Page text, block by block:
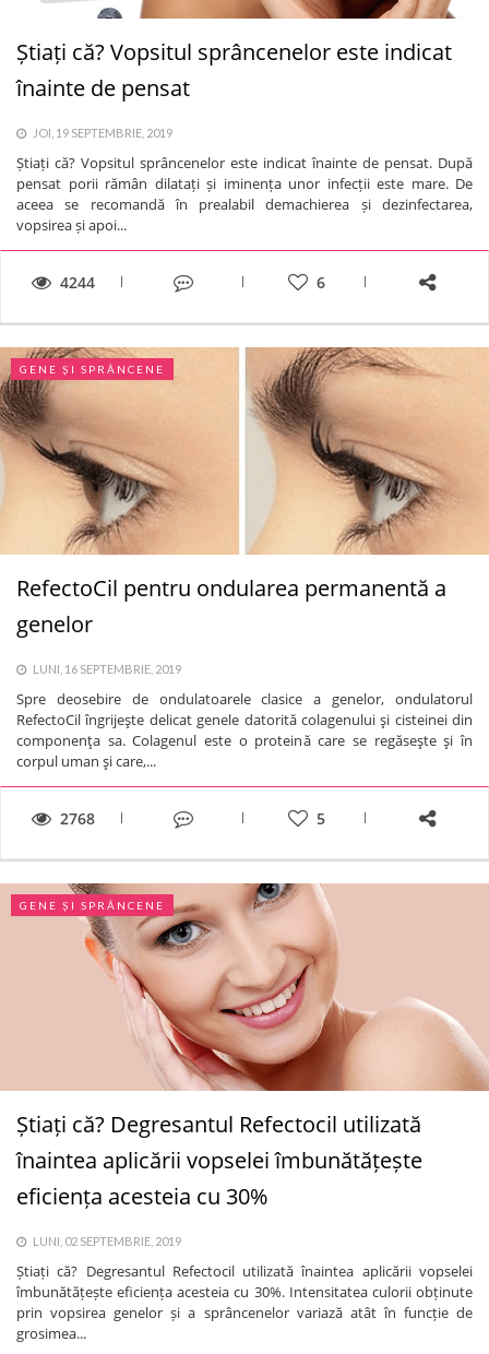
Știați că? Vopsitul sprâncenelor este indicat
înainte de pensat
JOI, 19 SEPTEMBRIE, 2019
Știați că? Vopsitul sprâncenelor este indicat înainte de pensat. După
pensat porii rămân dilatați și iminența unor infecții este mare. De
aceea se recomandă în prealabil demachierea și dezinfectarea,
vopsirea și apoi...
4244 6
GENE ȘI SPRÂNCENE
RefectoCil pentru ondularea permanentă a
genelor
LUNI, 16 SEPTEMBRIE, 2019
Spre deosebire de ondulatoarele clasice a genelor, ondulatorul
RefectoCil îngrijeşte delicat genele datorită colagenului şi cisteinei din
componenţa sa. Colagenul este o proteină care se regăseşte şi în
corpul uman şi care,...
2768 5
GENE ȘI SPRÂNCENE
Știați că? Degresantul Refectocil utilizată
înaintea aplicării vopselei îmbunătățește
eficiența acesteia cu 30%
LUNI, 02 SEPTEMBRIE, 2019
Știați că? Degresantul Refectocil utilizată înaintea aplicării vopselei
îmbunătățește eficiența acesteia cu 30%. Intensitatea culorii obținute
prin vopsirea genelor și a sprâncenelor variază atât în funcție de
grosimea...